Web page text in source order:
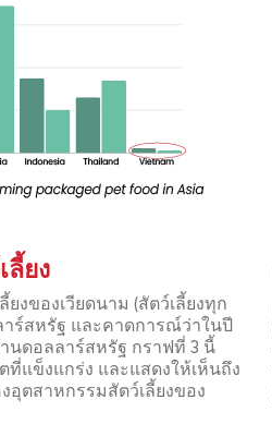
ยง
งของเวียดนาม (สัตว์เลี้ยงทุก
าร์สหรัฐ และคาดการณ์ว่าในปี
นดอลลาร์สหรัฐ กราฟที่ 3 นี้
ที่แข็งแกร่ง และแสดงให้เห็นถึง
ตสาหกรรมสัตว์เลี้ยงของ